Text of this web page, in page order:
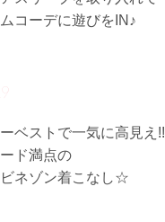
コーデに遊びをIN♪
ベストで一気に高見え!!
ド満点の
ネゾン着こなし☆